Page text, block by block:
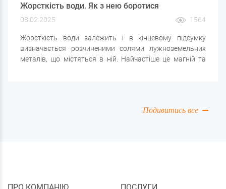
Жорсткість води. Як з нею боротися
08.02.2025 1564
Жорсткість води залежить і в кінцевому підсумку
визначається розчиненими солями лужноземельних
металів, що містяться в ній. Найчастіше це магній та
Подивитись все
ПРО КОМПАНІЮ ПОСЛУГИ